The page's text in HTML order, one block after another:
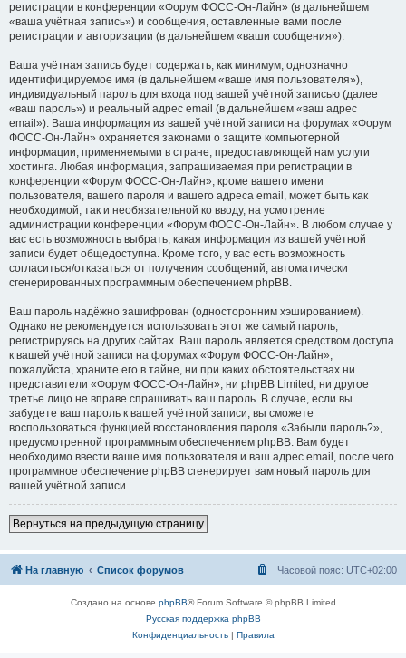
регистрации в конференции «Форум ФОСС-Он-Лайн» (в дальнейшем
«ваша учётная запись») и сообщения, оставленные вами после
регистрации и авторизации (в дальнейшем «ваши сообщения»).
Ваша учётная запись будет содержать, как минимум, однозначно
идентифицируемое имя (в дальнейшем «ваше имя пользователя»),
индивидуальный пароль для входа под вашей учётной записью (далее
«ваш пароль») и реальный адрес email (в дальнейшем «ваш адрес
email»). Ваша информация из вашей учётной записи на форумах «Форум
ФОСС-Он-Лайн» охраняется законами о защите компьютерной
информации, применяемыми в стране, предоставляющей нам услуги
хостинга. Любая информация, запрашиваемая при регистрации в
конференции «Форум ФОСС-Он-Лайн», кроме вашего имени
пользователя, вашего пароля и вашего адреса email, может быть как
необходимой, так и необязательной ко вводу, на усмотрение
администрации конференции «Форум ФОСС-Он-Лайн». В любом случае у
вас есть возможность выбрать, какая информация из вашей учётной
записи будет общедоступна. Кроме того, у вас есть возможность
согласиться/отказаться от получения сообщений, автоматически
сгенерированных программным обеспечением phpBB.
Ваш пароль надёжно зашифрован (односторонним хэшированием).
Однако не рекомендуется использовать этот же самый пароль,
регистрируясь на других сайтах. Ваш пароль является средством доступа
к вашей учётной записи на форумах «Форум ФОСС-Он-Лайн»,
пожалуйста, храните его в тайне, ни при каких обстоятельствах ни
представители «Форум ФОСС-Он-Лайн», ни phpBB Limited, ни другое
третье лицо не вправе спрашивать ваш пароль. В случае, если вы
забудете ваш пароль к вашей учётной записи, вы сможете
воспользоваться функцией восстановления пароля «Забыли пароль?»,
предусмотренной программным обеспечением phpBB. Вам будет
необходимо ввести ваше имя пользователя и ваш адрес email, после чего
программное обеспечение phpBB сгенерирует вам новый пароль для
вашей учётной записи.
Вернуться на предыдущую страницу
На главную Список форумов Часовой пояс: UTC+02:00
Создано на основе phpBB® Forum Software © phpBB Limited
Русская поддержка phpBB
Конфиденциальность| Правила